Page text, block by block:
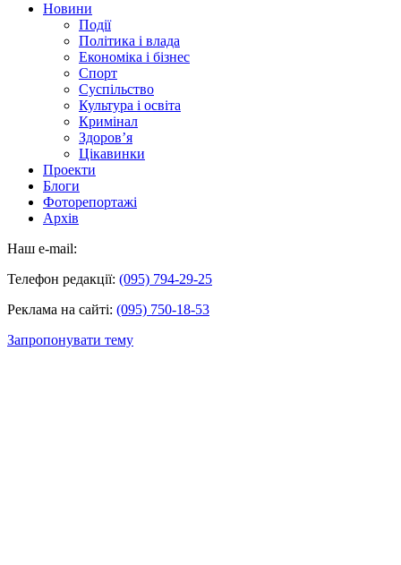
Новини
Події
Політика і влада
Економіка і бізнес
Спорт
Суспільство
Культура і освіта
Кримінал
Здоров’я
Цікавинки
Проекти
Блоги
Фоторепортажі
Архів
Наш e-mail:
Телефон редакції: (095) 794-29-25
Реклама на сайті: (095) 750-18-53
Запропонувати тему